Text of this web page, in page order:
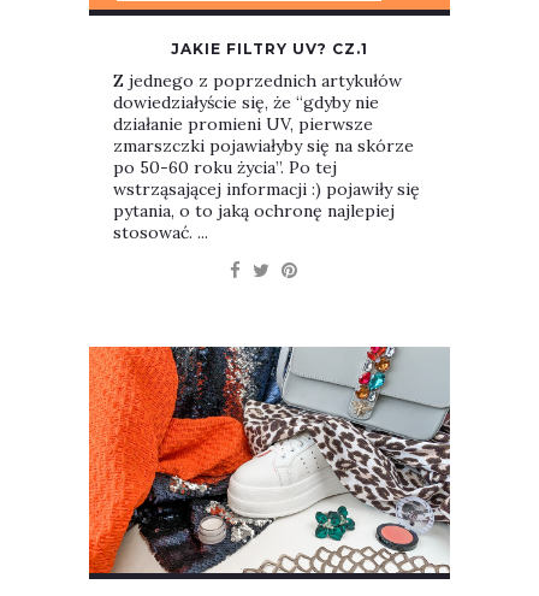
JAKIE FILTRY UV? CZ.1
Z jednego z poprzednich artykułów
dowiedziałyście się, że “gdyby nie
działanie promieni UV, pierwsze
zmarszczki pojawiałyby się na skórze
po 50-60 roku życia”. Po tej
wstrząsającej informacji :) pojawiły się
pytania, o to jaką ochronę najlepiej
stosować. ...